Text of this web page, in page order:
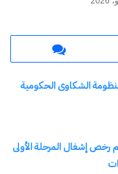
الشكاوى الحكومية
إشغال المرحلة الأولى